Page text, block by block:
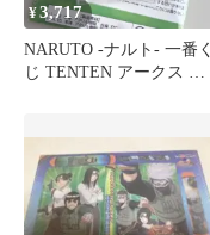
¥3,717
NARUTO -ナルト- 一番く
じ TENTEN アークス ア